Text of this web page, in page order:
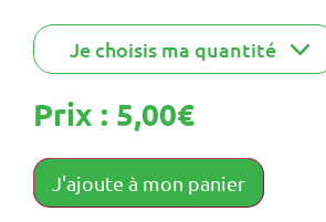
Prix : 5,00€
J'ajoute à mon panier